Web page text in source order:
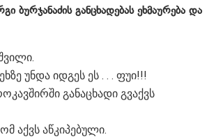
ბურჯანაძის განცხადებას ეხმაურება და
უნდა იდგეს ეს . . . ფუი!!!
განაცხადი გვაქვს
აქვს აწკიპებული.